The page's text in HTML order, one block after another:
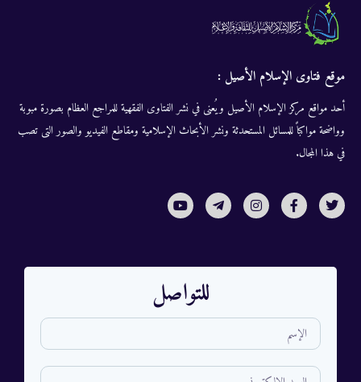
موقع فتاوى الإسلام الأصيل :
أحد مواقع مركز الإسلام الأصيل ويُعنى في نشر الفتاوى الفقهية للمراجع العظام بصورة مبوبة
وواضحة مواكباً للمسائل المستحدثة ونشر الأبحاث الإسلامية ومقاطع الفيديو والصور التى تصب
في هذا المجال.
للتواصل